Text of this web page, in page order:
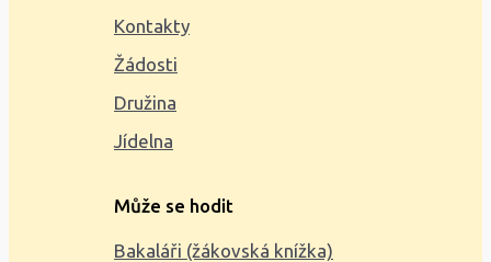
Kontakty
Žádosti
Družina
Jídelna
Může se hodit
Bakaláři (žákovská knížka)